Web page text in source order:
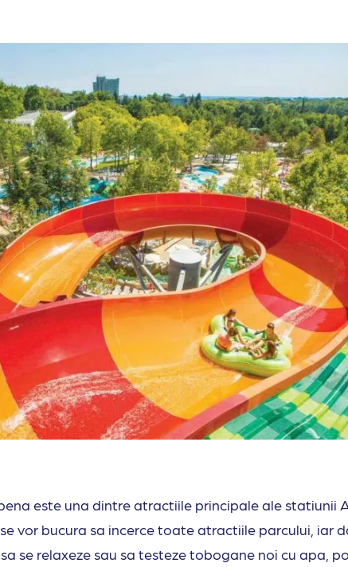
este una dintre atractiile principale ale statiunii
vor bucura sa incerce toate atractiile parcului, iar
se relaxeze sau sa testeze tobogane noi cu apa,